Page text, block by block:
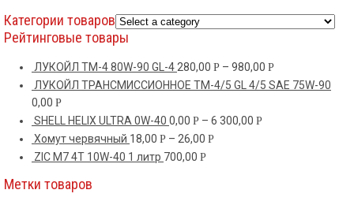
Категории товаров
Рейтинговые товары
ЛУКОЙЛ ТМ-4 80W-90 GL-4 280,00 Р – 980,00 Р
ЛУКОЙЛ ТРАНСМИССИОННОЕ TM-4/5 GL 4/5 SAE 75W-90
0,00 Р
SHELL HELIX ULTRA 0W-40 0,00 Р – 6 300,00 Р
Хомут червячный 18,00 Р – 26,00 Р
ZIC M7 4T 10W-40 1 литр 700,00 Р
Метки товаров